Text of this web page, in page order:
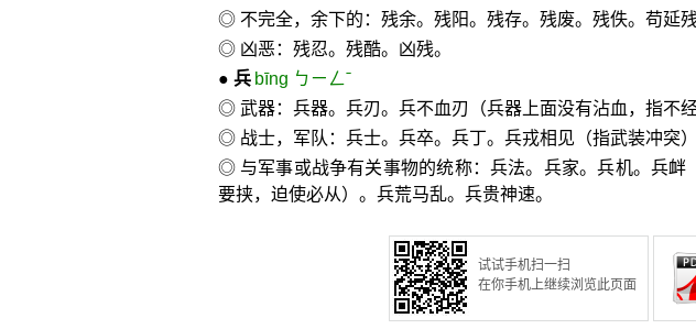
◎ 不完全，余下的：残余。残阳。残存。残废。残佚。苟延残
◎ 凶恶：残忍。残酷。凶残。
● 兵 bīng ㄅㄧㄥˉ
◎ 武器：兵器。兵刃。兵不血刃（兵器上面没有沾血，指不
◎ 战士，军队：兵士。兵卒。兵丁。兵戎相见（指武装冲突）
◎ 与军事或战争有关事物的统称：兵法。兵家。兵机。兵衅
要挟，迫使必从）。兵荒马乱。兵贵神速。
试试手机扫一扫
在你手机上继续浏览此页面